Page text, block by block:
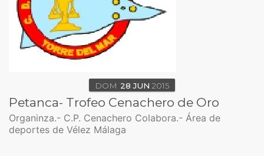
DOM 28 JUN 2015
Petanca- Trofeo Cenachero de Oro
Organinza.- C.P. Cenachero Colabora.- Área de
deportes de Vélez Málaga